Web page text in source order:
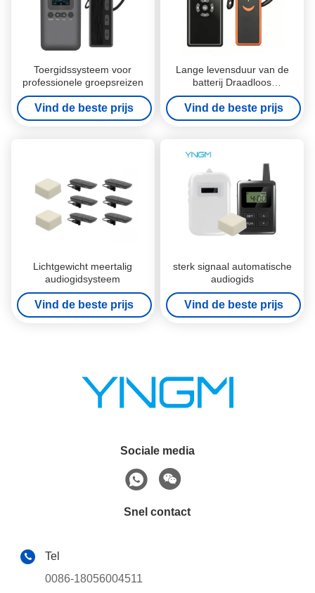
Toergidssysteem voor
professionele groepsreizen
Vind de beste prijs
Lange levensduur van de
batterij Draadloos
rondleidingssysteem voor
tentoonstellingen
Vind de beste prijs
Lichtgewicht meertalig
audiogidsysteem
Vind de beste prijs
sterk signaal automatische
audiogids
Vind de beste prijs
Sociale media
Snel contact
Tel
0086-18056004511